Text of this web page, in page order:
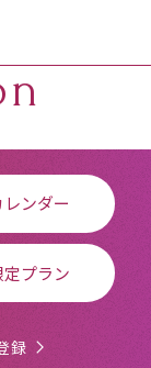
ンダー
プラン
録